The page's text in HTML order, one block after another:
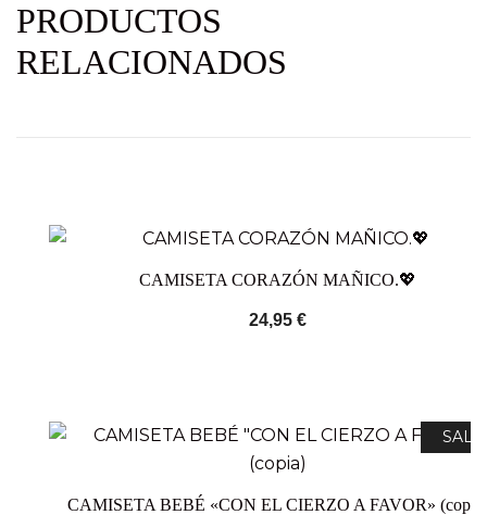
PRODUCTOS
RELACIONADOS
CAMISETA CORAZÓN MAÑICO.💖
24,95 €
SALE
CAMISETA BEBÉ «CON EL CIERZO A FAVOR» (copia)